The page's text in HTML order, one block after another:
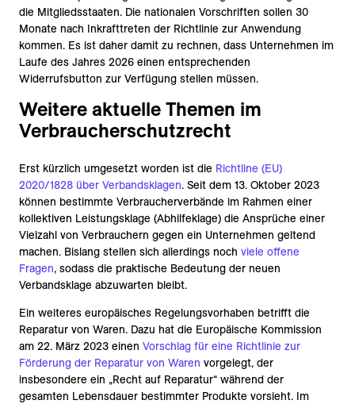
die Mitgliedsstaaten. Die nationalen Vorschriften sollen 30
Monate nach Inkrafttreten der Richtlinie zur Anwendung
kommen. Es ist daher damit zu rechnen, dass Unternehmen im
Laufe des Jahres 2026 einen entsprechenden
Widerrufsbutton zur Verfügung stellen müssen.
Weitere aktuelle Themen im
Verbraucherschutzrecht
Erst kürzlich umgesetzt worden ist die Richtline (EU)
2020/1828 über Verbandsklagen. Seit dem 13. Oktober 2023
können bestimmte Verbraucherverbände im Rahmen einer
kollektiven Leistungsklage (Abhilfeklage) die Ansprüche einer
Vielzahl von Verbrauchern gegen ein Unternehmen geltend
machen. Bislang stellen sich allerdings noch viele offene
Fragen, sodass die praktische Bedeutung der neuen
Verbandsklage abzuwarten bleibt.
Ein weiteres europäisches Regelungsvorhaben betrifft die
Reparatur von Waren. Dazu hat die Europäische Kommission
am 22. März 2023 einen Vorschlag für eine Richtlinie zur
Förderung der Reparatur von Waren vorgelegt, der
insbesondere ein „Recht auf Reparatur“ während der
gesamten Lebensdauer bestimmter Produkte vorsieht. Im